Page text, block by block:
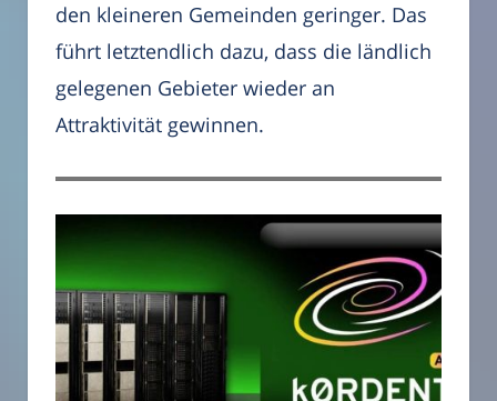
den kleineren Gemeinden geringer. Das
führt letztendlich dazu, dass die ländlich
gelegenen Gebieter wieder an
Attraktivität gewinnen.